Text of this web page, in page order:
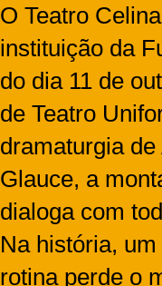
O Teatro
instituição da
do dia 11 de
de Teatro
dramaturgia
Glauce, a
dialoga com
Na história,
rotina perde o